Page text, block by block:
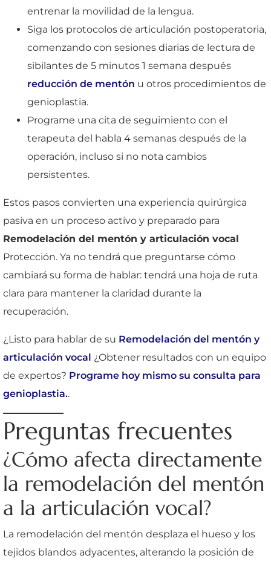
entrenar la movilidad de la lengua.
Siga los protocolos de articulación postoperatoria,
comenzando con sesiones diarias de lectura de
sibilantes de 5 minutos 1 semana después
reducción de mentón u otros procedimientos de
genioplastia.
Programe una cita de seguimiento con el
terapeuta del habla 4 semanas después de la
operación, incluso si no nota cambios
persistentes.
Estos pasos convierten una experiencia quirúrgica
pasiva en un proceso activo y preparado para
Remodelación del mentón y articulación vocal
Protección. Ya no tendrá que preguntarse cómo
cambiará su forma de hablar: tendrá una hoja de ruta
clara para mantener la claridad durante la
recuperación.
¿Listo para hablar de su Remodelación del mentón y
articulación vocal ¿Obtener resultados con un equipo
de expertos? Programe hoy mismo su consulta para
genioplastia..
Preguntas frecuentes
¿Cómo afecta directamente
la remodelación del mentón
a la articulación vocal?
La remodelación del mentón desplaza el hueso y los
tejidos blandos adyacentes, alterando la posición de